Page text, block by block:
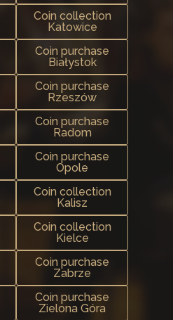
Coin collection
Katowice
Coin purchase
Białystok
Coin purchase
Rzeszów
Coin purchase
Radom
Coin purchase
Opole
Coin collection
Kalisz
Coin collection
Kielce
Coin purchase
Zabrze
Coin purchase
Zielona Góra